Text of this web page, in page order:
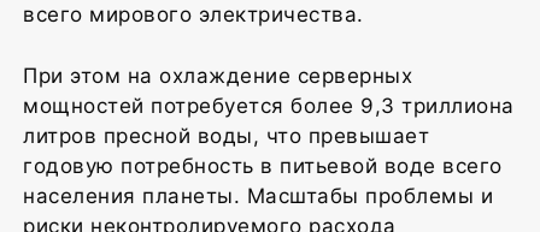
всего мирового электричества.
При этом на охлаждение серверных
мощностей потребуется более 9,3 триллиона
литров пресной воды, что превышает
годовую потребность в питьевой воде всего
населения планеты. Масштабы проблемы и
риски неконтролируемого расхода